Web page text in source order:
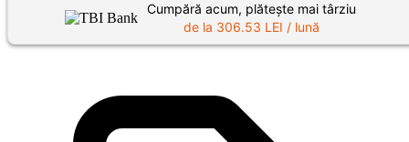
Cumpără acum, plătește mai târziu
de la 306.53 LEI / lună